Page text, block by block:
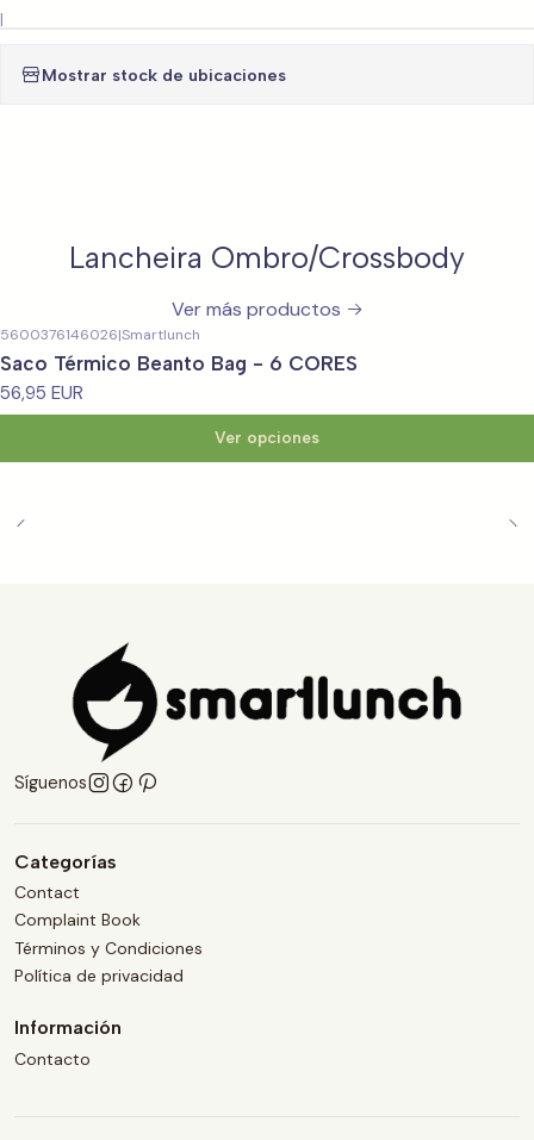
|
Mostrar stock de ubicaciones
Lancheira Ombro/Crossbody
Ver más productos
5600376146026|Smartlunch
Saco Térmico Beanto Bag - 6 CORES
56,95 EUR
Ver opciones
Síguenos
Categorías
Contact
Complaint Book
Términos y Condiciones
Política de privacidad
Información
Contacto